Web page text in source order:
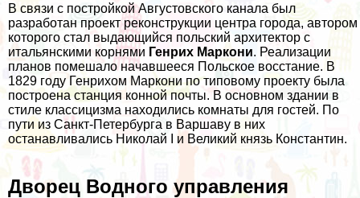
В связи с постройкой Августовского канала был
разработан проект реконструкции центра города, автором
которого стал выдающийся польский архитектор с
итальянскими корнями Генрих Маркони. Реализации
планов помешало начавшееся Польское восстание. В
1829 году Генрихом Маркони по типовому проекту была
построена станция конной почты. В основном здании в
стиле классицизма находились комнаты для гостей. По
пути из Санкт-Петербурга в Варшаву в них
останавливались Николай I и Великий князь Константин.
Дворец Водного управления